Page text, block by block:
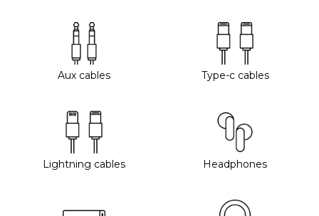
Aux cables Type-c cables
Lightning cables Headphones